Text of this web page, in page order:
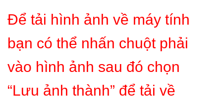
Để tải hình ảnh về máy tính
bạn có thể nhấn chuột phải
vào hình ảnh sau đó chọn
“Lưu ảnh thành” để tải về